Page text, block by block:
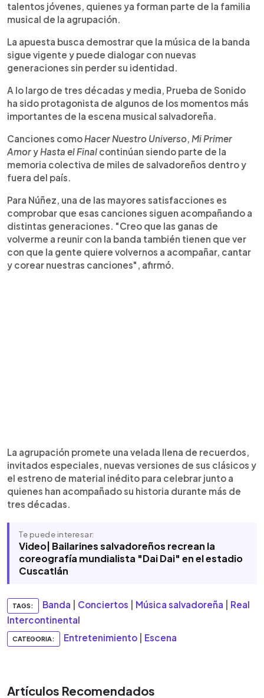
talentos jóvenes, quienes ya forman parte de la familia
musical de la agrupación.
La apuesta busca demostrar que la música de la banda
sigue vigente y puede dialogar con nuevas
generaciones sin perder su identidad.
A lo largo de tres décadas y media, Prueba de Sonido
ha sido protagonista de algunos de los momentos más
importantes de la escena musical salvadoreña.
Canciones comoHacer Nuestro Universo, Mi Primer
AmoryHasta el Final continúan siendo parte de la
memoria colectiva de miles de salvadoreños dentro y
fuera del país.
Para Núñez, una de las mayores satisfacciones es
comprobar que esas canciones siguen acompañando a
distintas generaciones. "Creo que las ganas de
volverme a reunir con la banda también tienen que ver
con que la gente quiere volvernos a acompañar, cantar
y corear nuestras canciones", afirmó.
La agrupación promete una velada llena de recuerdos,
invitados especiales, nuevas versiones de sus clásicos y
el estreno de material inédito para celebrar junto a
quienes han acompañado su historia durante más de
tres décadas.
Te puede interesar:
Video| Bailarines salvadoreños recrean la
coreografía mundialista "Dai Dai" en el estadio
Cuscatlán
TAGS: Banda Conciertos Música salvadoreña
Real
Intercontinental
CATEGORIA: Entretenimiento Escena
Artículos Recomendados